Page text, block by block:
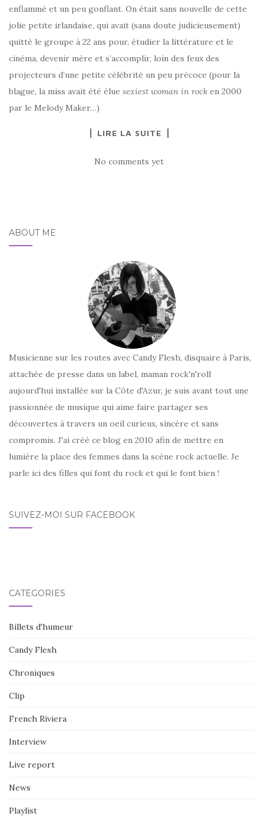
enflammé et un peu gonflant. On était sans nouvelle de cette
jolie petite irlandaise, qui avait (sans doute judicieusement)
quitté le groupe à 22 ans pour, étudier la littérature et le
cinéma, devenir mère et s’accomplir, loin des feux des
projecteurs d’une petite célébrité un peu précoce (pour la
blague, la miss avait été élue sexiest woman in rock en 2000
par le Melody Maker…)
LIRE LA SUITE
No comments yet
ABOUT ME
Musicienne sur les routes avec Candy Flesh, disquaire à Paris,
attachée de presse dans un label, maman rock'n'roll
aujourd'hui installée sur la Côte d'Azur, je suis avant tout une
passionnée de musique qui aime faire partager ses
découvertes à travers un oeil curieux, sincère et sans
compromis. J'ai créé ce blog en 2010 afin de mettre en
lumière la place des femmes dans la scène rock actuelle. Je
parle ici des filles qui font du rock et qui le font bien !
SUIVEZ-MOI SUR FACEBOOK
CATÉGORIES
Billets d'humeur
Candy Flesh
Chroniques
Clip
French Riviera
Interview
Live report
News
Playlist